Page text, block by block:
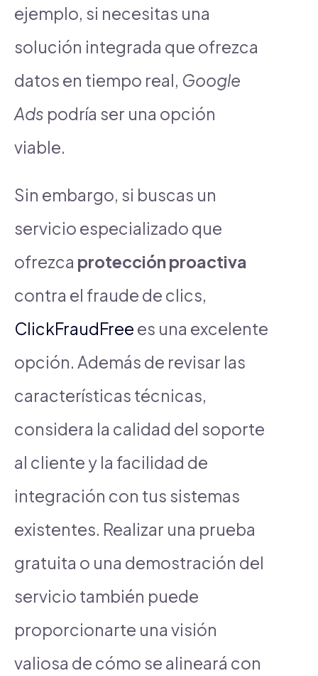
ejemplo, si necesitas una
solución integrada que ofrezca
datos en tiempo real, Google
Ads podría ser una opción
viable.
Sin embargo, si buscas un
servicio especializado que
ofrezca protección proactiva
contra el fraude de clics,
ClickFraudFree es una excelente
opción. Además de revisar las
características técnicas,
considera la calidad del soporte
al cliente y la facilidad de
integración con tus sistemas
existentes. Realizar una prueba
gratuita o una demostración del
servicio también puede
proporcionarte una visión
valiosa de cómo se alineará con